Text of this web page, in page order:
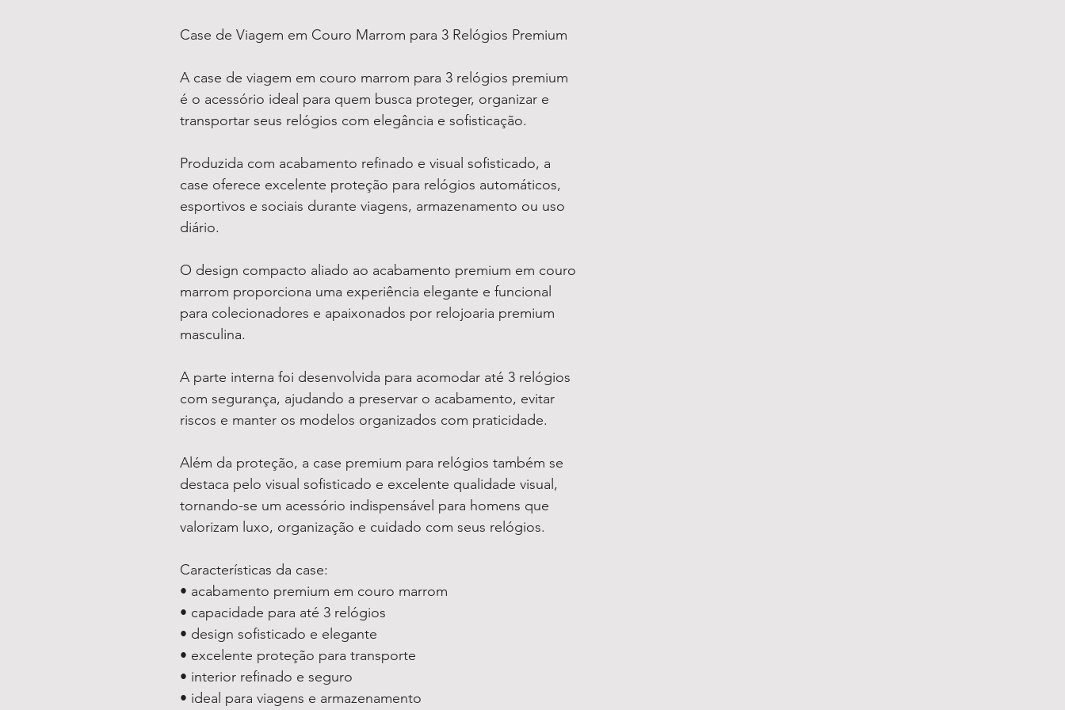
Case de Viagem em Couro Marrom para 3 Relógios Premium
A case de viagem em couro marrom para 3 relógios premium
é o acessório ideal para quem busca proteger, organizar e
transportar seus relógios com elegância e sofisticação.
Produzida com acabamento refinado e visual sofisticado, a
case oferece excelente proteção para relógios automáticos,
esportivos e sociais durante viagens, armazenamento ou uso
diário.
O design compacto aliado ao acabamento premium em couro
marrom proporciona uma experiência elegante e funcional
para colecionadores e apaixonados por relojoaria premium
masculina.
A parte interna foi desenvolvida para acomodar até 3 relógios
com segurança, ajudando a preservar o acabamento, evitar
riscos e manter os modelos organizados com praticidade.
Além da proteção, a case premium para relógios também se
destaca pelo visual sofisticado e excelente qualidade visual,
tornando-se um acessório indispensável para homens que
valorizam luxo, organização e cuidado com seus relógios.
Características da case:
• acabamento premium em couro marrom
• capacidade para até 3 relógios
• design sofisticado e elegante
• excelente proteção para transporte
• interior refinado e seguro
• ideal para viagens e armazenamento